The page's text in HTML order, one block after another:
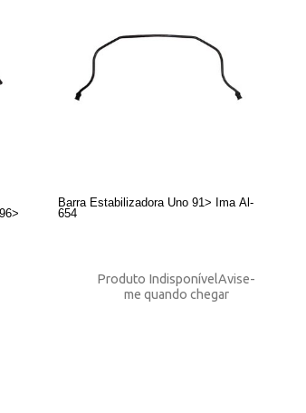
Barra Estabilizadora Uno 91> Ima Al-
654
Produto IndisponívelAvise-
me quando chegar